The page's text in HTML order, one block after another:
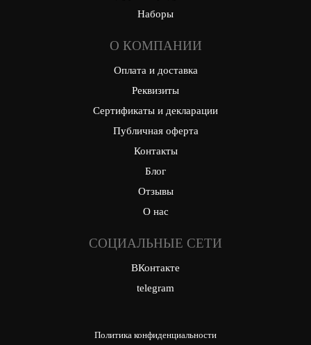
Наборы
О КОМПАНИИ
Оплата и доставка
Реквизиты
Сертификаты и декларации
Публичная оферта
Контакты
Блог
Отзывы
О нас
СОЦИАЛЬНЫЕ СЕТИ
ВКонтакте
telegram
Политика конфиденциальности